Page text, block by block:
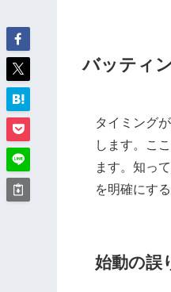
バッティ
タイミング
します。こ
ます。知っ
を明確にす
始動の誤